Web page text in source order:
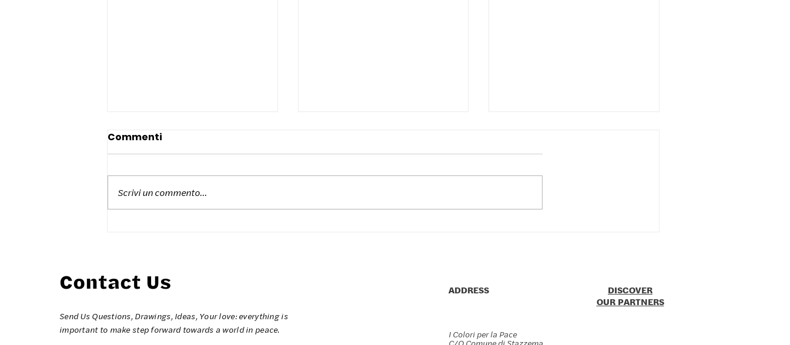
Commenti
Scrivi un commento...
Contact Us
Send Us Questions, Drawings, Ideas, Your love: everything is
important to make step forward towards a world in peace.
ADDRESS
DISCOVER
OUR PARTNERS
I Colori per la Pace
C/O Comune di Stazzema